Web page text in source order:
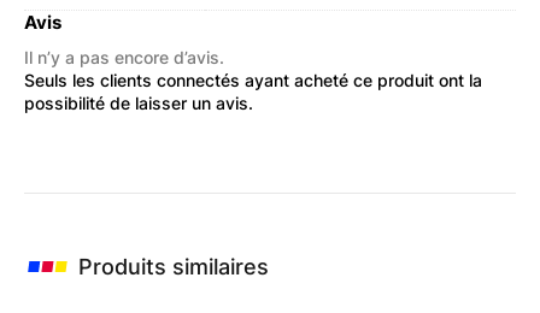
Avis
Il n’y a pas encore d’avis.
Seuls les clients connectés ayant acheté ce produit ont la
possibilité de laisser un avis.
Produits similaires